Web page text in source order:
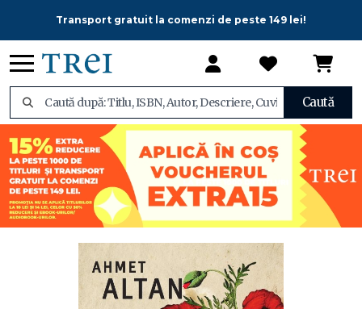
Transport gratuit la comenzi de peste 149 lei!
Caută